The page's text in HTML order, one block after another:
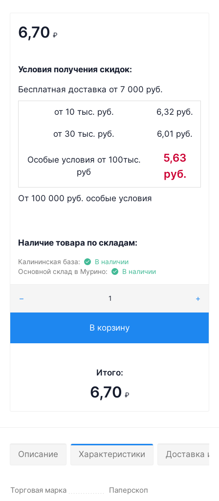
6,70 ₽
Условия получения скидок:
Бесплатная доставка от 7 000 руб.
от 10 тыс. руб. 6,32 руб.
от 30 тыс. руб. 6,01 руб.
Особые условия от 100тыс.
руб
5,63
руб.
От 100 000 руб. особые условия
Наличие товара по складам:
Калининская база:
В наличии
Основной склад в Мурино:
В наличии
В корзину
Итого:
6,70 ₽
Описание Характеристики Доставка и
Торговая марка
Паперскоп